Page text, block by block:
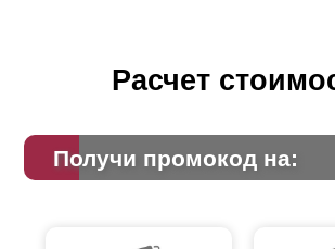
Расчет
Получи промокод на: